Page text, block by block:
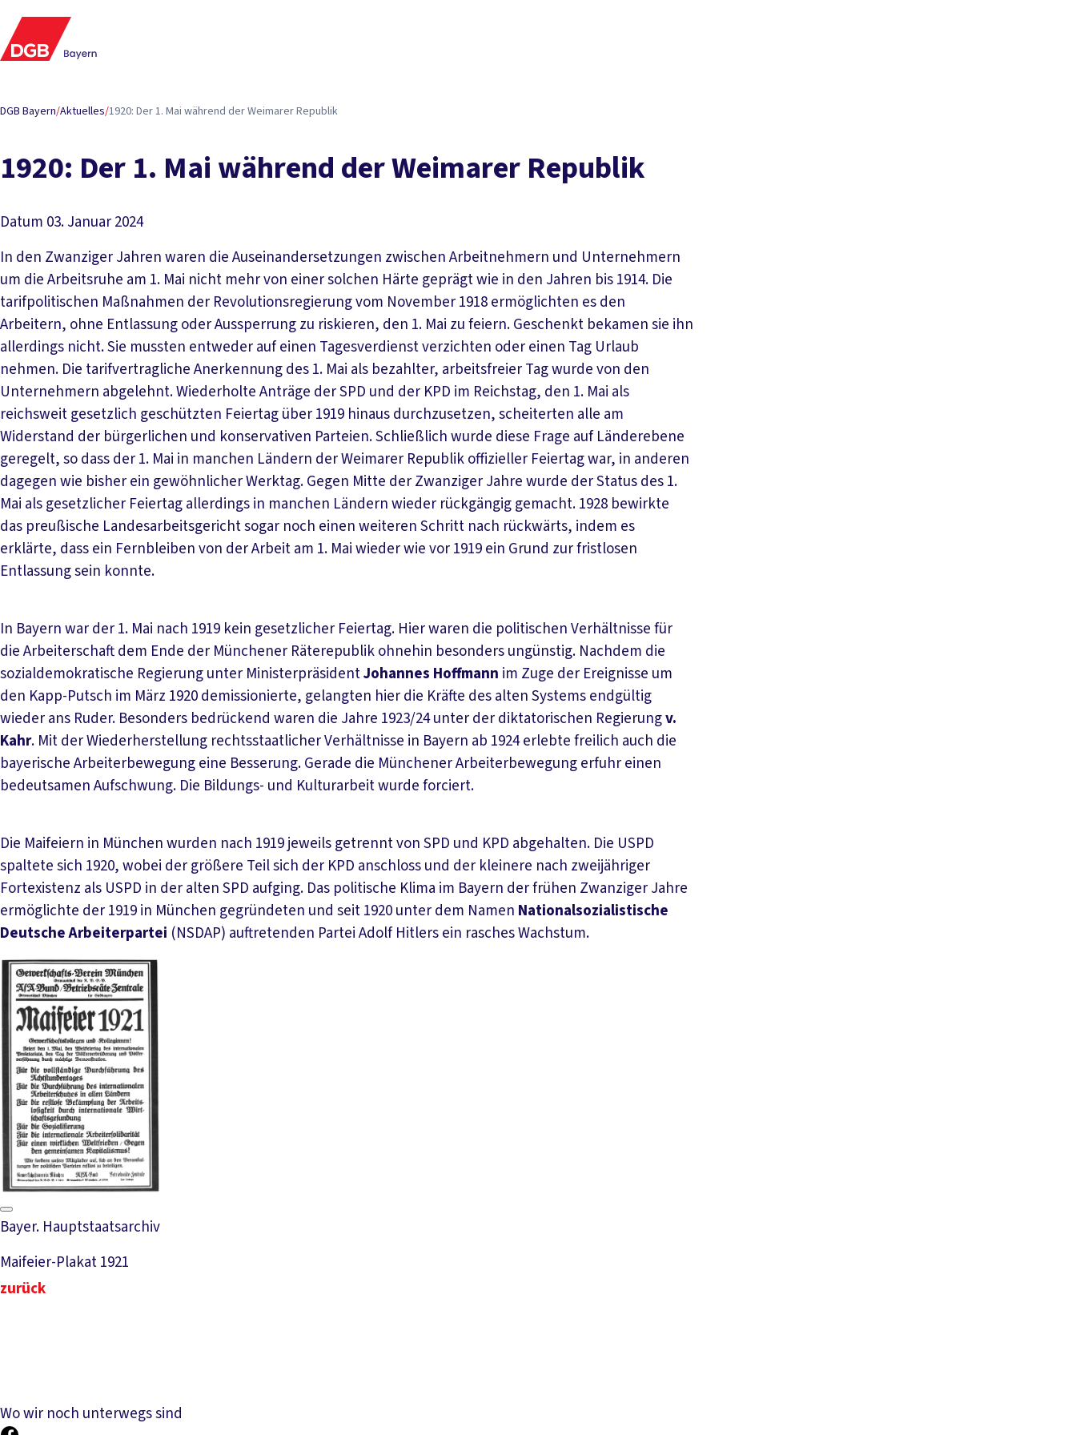
DGB Bayern/Aktuelles/1920: Der 1. Mai wäh­rend der Wei­ma­rer Re­pu­blik
1920: Der 1. Mai wäh­rend der Wei­ma­rer Re­pu­blik
Datum 03. Januar 2024
In den Zwanziger Jahren waren die Auseinandersetzungen zwischen Arbeitnehmern und Unternehmern
um die Arbeitsruhe am 1. Mai nicht mehr von einer solchen Härte geprägt wie in den Jahren bis 1914. Die
tarifpolitischen Maßnahmen der Revolutionsregierung vom November 1918 ermöglichten es den
Arbeitern, ohne Entlassung oder Aussperrung zu riskieren, den 1. Mai zu feiern. Geschenkt bekamen sie ihn
allerdings nicht. Sie mussten entweder auf einen Tagesverdienst verzichten oder einen Tag Urlaub
nehmen. Die tarifvertragliche Anerkennung des 1. Mai als bezahlter, arbeitsfreier Tag wurde von den
Unternehmern abgelehnt. Wiederholte Anträge der SPD und der KPD im Reichstag, den 1. Mai als
reichsweit gesetzlich geschützten Feiertag über 1919 hinaus durchzusetzen, scheiterten alle am
Widerstand der bürgerlichen und konservativen Parteien. Schließlich wurde diese Frage auf Länderebene
geregelt, so dass der 1. Mai in manchen Ländern der Weimarer Republik offizieller Feiertag war, in anderen
dagegen wie bisher ein gewöhnlicher Werktag. Gegen Mitte der Zwanziger Jahre wurde der Status des 1.
Mai als gesetzlicher Feiertag allerdings in manchen Ländern wieder rückgängig gemacht. 1928 bewirkte
das preußische Landesarbeitsgericht sogar noch einen weiteren Schritt nach rückwärts, indem es
erklärte, dass ein Fernbleiben von der Arbeit am 1. Mai wieder wie vor 1919 ein Grund zur fristlosen
Entlassung sein konnte.
In Bayern war der 1. Mai nach 1919 kein gesetzlicher Feiertag. Hier waren die politischen Verhältnisse für
die Arbeiterschaft dem Ende der Münchener Räterepublik ohnehin besonders ungünstig. Nachdem die
sozialdemokratische Regierung unter MinisterpräsidentJohannes Hoffmann im Zuge der Ereignisse um
den Kapp-Putsch im März 1920 demissionierte, gelangten hier die Kräfte des alten Systems endgültig
wieder ans Ruder. Besonders bedrückend waren die Jahre 1923/24 unter der diktatorischen Regierungv.
Kahr. Mit der Wiederherstellung rechtsstaatlicher Verhältnisse in Bayern ab 1924 erlebte freilich auch die
bayerische Arbeiterbewegung eine Besserung. Gerade die Münchener Arbeiterbewegung erfuhr einen
bedeutsamen Aufschwung. Die Bildungs- und Kulturarbeit wurde forciert.
Die Maifeiern in München wurden nach 1919 jeweils getrennt von SPD und KPD abgehalten. Die USPD
spaltete sich 1920, wobei der größere Teil sich der KPD anschloss und der kleinere nach zweijähriger
Fortexistenz als USPD in der alten SPD aufging. Das politische Klima im Bayern der frühen Zwanziger Jahre
ermöglichte der 1919 in München gegründeten und seit 1920 unter dem Namen Nationalsozialistische
Deutsche Arbeiterpartei (NSDAP) auftretenden Partei Adolf Hitlers ein rasches Wachstum.
Bayer. Hauptstaatsarchiv
Maifeier-Plakat 1921
zurück
Wo wir noch unterwegs sind